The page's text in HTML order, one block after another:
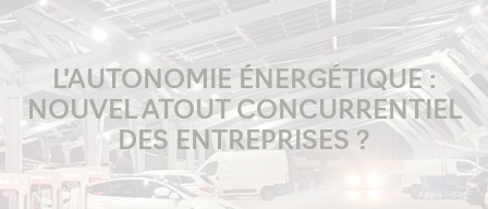
L’AUTONOMIE ÉNERGÉTIQUE :
NOUVEL ATOUT CONCURRENTIEL
DES ENTREPRISES ?